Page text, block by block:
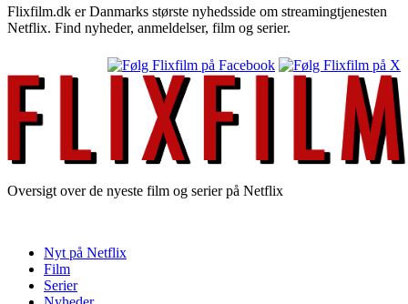
Flixfilm.dk er Danmarks største nyhedsside om streamingtjenesten
Netflix. Find nyheder, anmeldelser, film og serier.
Oversigt over de nyeste film og serier på Netflix
Nyt på Netflix
Film
Serier